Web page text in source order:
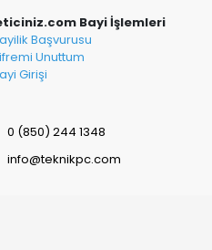
Bayi İşlemleri
Başvurusu
Unuttum
Girişi
0 (850) 244 1348
info@teknikpc.com